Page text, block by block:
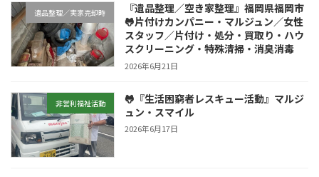
遺品整理／実家売却時
『遺品整理／空き家整理』福岡県福岡市
🐸片付けカンパニー・マルジュン／女性
スタッフ／片付け・処分・買取り・ハウ
スクリーニング・特殊清掃・消臭消毒
2026年6月21日
非営利福祉活動
🐸『生活困窮者レスキュー活動』マルジ
ュン・スマイル
2026年6月17日